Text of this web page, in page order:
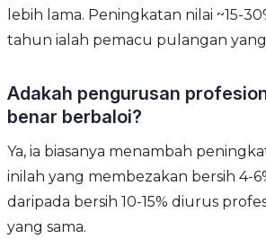
lebih lama. Peningkatan nilai ~15-
tahun ialah pemacu pulangan yang
Adakah pengurusan
benar berbaloi?
Ya, ia biasanya menambah
inilah yang membezakan bersih 4-
daripada bersih 10-15% diurus
yang sama.